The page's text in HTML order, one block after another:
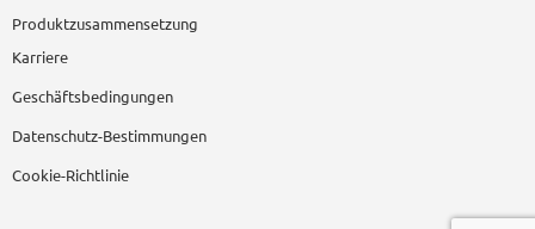
Produktzusammensetzung
Karriere
Geschäftsbedingungen
Datenschutz-Bestimmungen
Cookie-Richtlinie